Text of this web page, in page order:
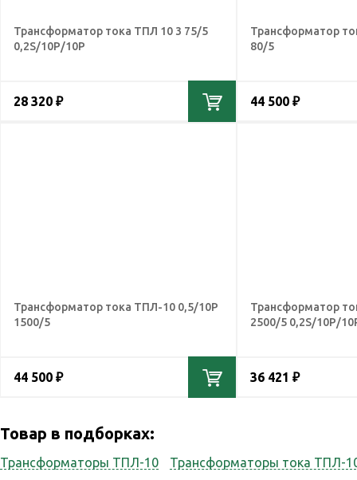
Трансформатор тока ТПЛ 10 3 75/5
0,2S/10Р/10Р
28 320 ₽
Трансформатор
80/5
44 500 ₽
Трансформатор тока ТПЛ-10 0,5/10Р
1500/5
44 500 ₽
Трансформатор
2500/5 0,2S/10Р/
36 421 ₽
Товар в подборках:
Трансформаторы ТПЛ-10 Трансформаторы тока ТПЛ-